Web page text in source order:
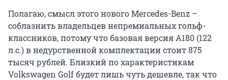
Полагаю, смысл этого нового Mercedes-Benz –
соблазнить владельцев непремиальных гольф-
классников, потому что базовая версия A180 (122
л.с.) в недурственной комплектации стоит 875
тысяч рублей. Близкий по характеристикам
Volkswagen Golf будет лишь чуть дешевле, так что